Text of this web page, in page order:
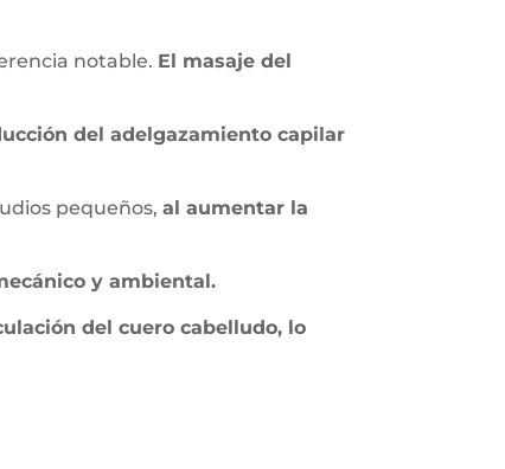
notable. El masaje del
del adelgazamiento capilar
pequeños,al aumentar la
y ambiental.
del cuero cabelludo, lo